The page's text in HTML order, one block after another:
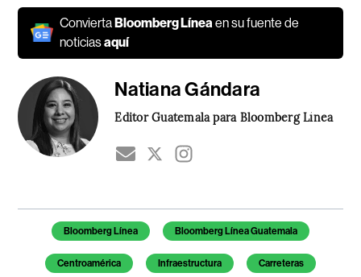
ConviertaBloomberg Línea en su fuente de
noticiasaquí
Natiana Gándara
Editor Guatemala para Bloomberg Línea
Temas de este artículo
Bloomberg Línea Bloomberg Línea Guatemala
Centroamérica Infraestructura Carreteras